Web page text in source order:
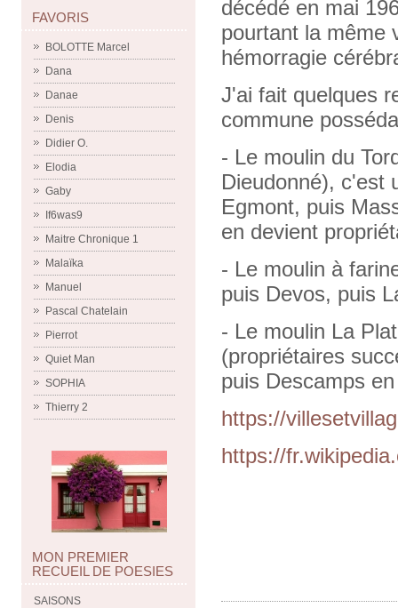
FAVORIS
BOLOTTE Marcel
Dana
Danae
Denis
Didier O.
Elodia
Gaby
If6was9
Maitre Chronique 1
Malaïka
Manuel
Pascal Chatelain
Pierrot
Quiet Man
SOPHIA
Thierry 2
MON PREMIER
RECUEIL DE POESIES
SAISONS
décédé en mai
pourtant la même
hémorragie
J'ai fait quelques
commune
- Le moulin du
Dieudonné), c'est
Egmont, puis
en devient
- Le moulin à
puis Devos, puis
- Le moulin La
(propriétaires
puis Descamps
https://
https://